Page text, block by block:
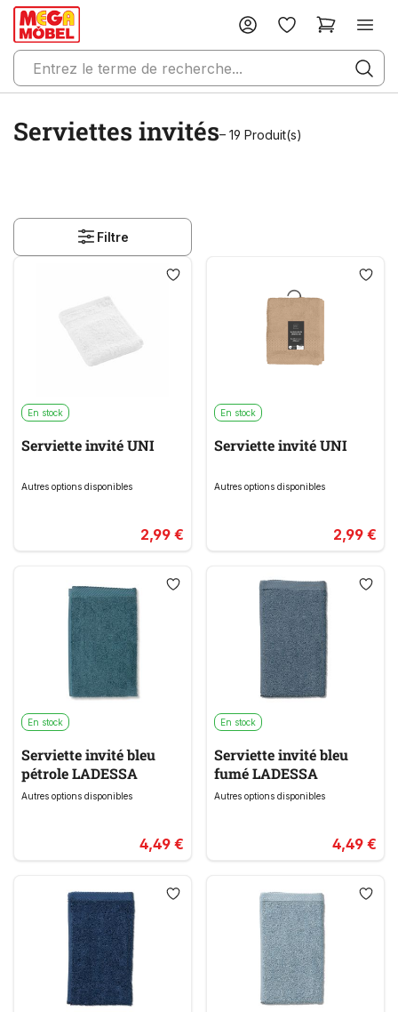
Serviettes invités– 19 Produit(s)
Filtre
En stock
Serviette invité UNI
Autres options disponibles
2,99 €
En stock
Serviette invité UNI
Autres options disponibles
2,99 €
En stock
Serviette invité bleu
pétrole LADESSA
Autres options disponibles
4,49 €
En stock
Serviette invité bleu
fumé LADESSA
Autres options disponibles
4,49 €